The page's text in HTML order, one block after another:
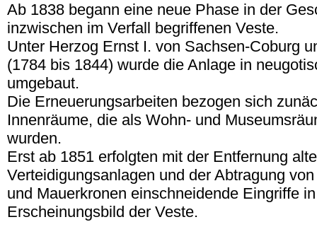
Ab 1838 begann eine neue Phase in der
inzwischen im Verfall begriffenen Veste.
Unter Herzog Ernst I. von Sachsen-Coburg
(1784 bis 1844) wurde die Anlage in
umgebaut.
Die Erneuerungsarbeiten bezogen sich
Innenräume, die als Wohn- und
wurden.
Erst ab 1851 erfolgten mit der Entfernung
Verteidigungsanlagen und der Abtragung
und Mauerkronen einschneidende Eingriffe
Erscheinungsbild der Veste.